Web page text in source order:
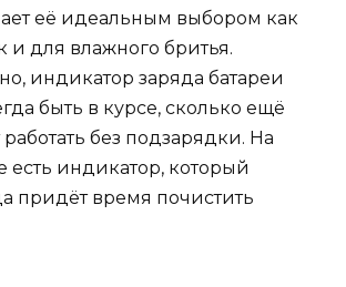
её идеальным выбором как
и для влажного бритья.
индикатор заряда батареи
быть в курсе, сколько ещё
без подзарядки. На
есть индикатор, который
придёт время почистить